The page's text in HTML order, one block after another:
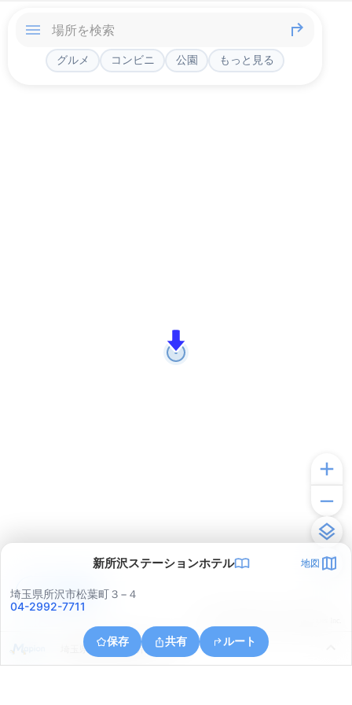
グルメ コンビニ 公園 もっと見る
新所沢ステーションホテル 地図
埼玉県所沢市松葉町３−４
04-2992-7711
保存 共有 ルート
埼玉県所沢市中新井１丁目
アプリで見る